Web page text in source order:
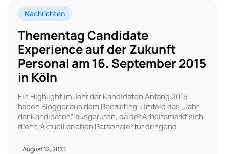
Nachrichten
Thementag Candidate
Experience auf der Zukunft
Personal am 16. September 2015
in Köln
Ein Highlight im Jahr der Kandidaten Anfang 2015
haben Blogger aus dem Recruiting-Umfeld das „Jahr
der Kandidaten“ ausgerufen, da der Arbeitsmarkt sich
dreht: Aktuell erleben Personaler für dringend
August 12, 2015